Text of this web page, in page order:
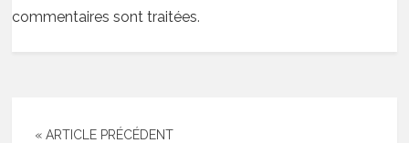
commentaires sont traitées.
« ARTICLE PRÉCÉDENT